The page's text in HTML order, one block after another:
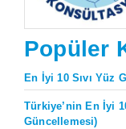
Popüler
En İyi 10 Sıvı Yüz
Türkiye’nin En İyi
Güncellemesi)